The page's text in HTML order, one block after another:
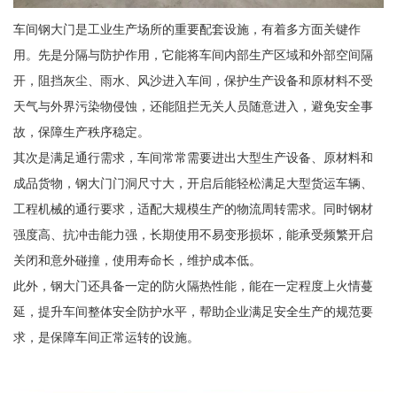
车间钢大门是工业生产场所的重要配套设施，有着多方面关键作
用。先是分隔与防护作用，它能将车间内部生产区域和外部空间隔
开，阻挡灰尘、雨水、风沙进入车间，保护生产设备和原材料不受
天气与外界污染物侵蚀，还能阻拦无关人员随意进入，避免安全事
故，保障生产秩序稳定。
其次是满足通行需求，车间常常需要进出大型生产设备、原材料和
成品货物，钢大门门洞尺寸大，开启后能轻松满足大型货运车辆、
工程机械的通行要求，适配大规模生产的物流周转需求。同时钢材
强度高、抗冲击能力强，长期使用不易变形损坏，能承受频繁开启
关闭和意外碰撞，使用寿命长，维护成本低。
此外，钢大门还具备一定的防火隔热性能，能在一定程度上火情蔓
延，提升车间整体安全防护水平，帮助企业满足安全生产的规范要
求，是保障车间正常运转的设施。